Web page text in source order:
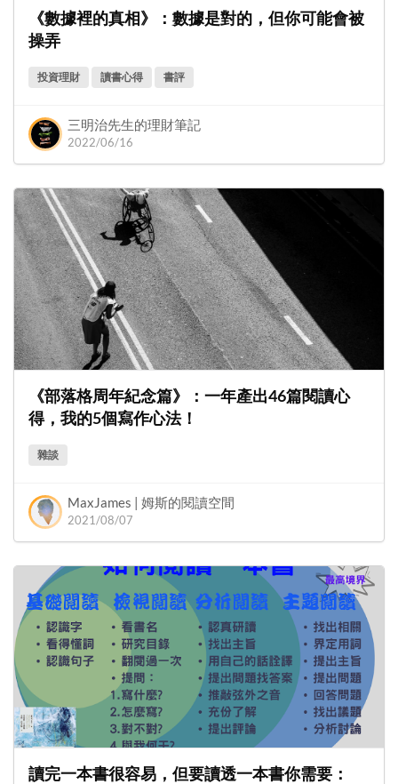
《數據裡的真相》：數據是對的，但你可能會被
操弄
投資理財 讀書心得 書評
三明治先生的理財筆記
2022/06/16
《部落格周年紀念篇》：一年產出46篇閱讀心
得，我的5個寫作心法！
雜談
MaxJames | 姆斯的閱讀空間
2021/08/07
讀完一本書很容易，但要讀透一本書你需要：